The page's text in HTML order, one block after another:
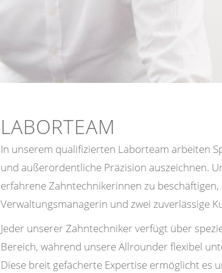
LABORTEAM
In unserem qualifizierten Laborteam arbeiten
und außerordentliche Präzision auszeichnen.
erfahrene Zahntechnikerinnen zu
Verwaltungsmanagerin und zwei zuverlässige
Jeder unserer Zahntechniker verfügt über
Bereich, während unsere Allrounder flexibel
Diese breit gefächerte Expertise ermöglicht es